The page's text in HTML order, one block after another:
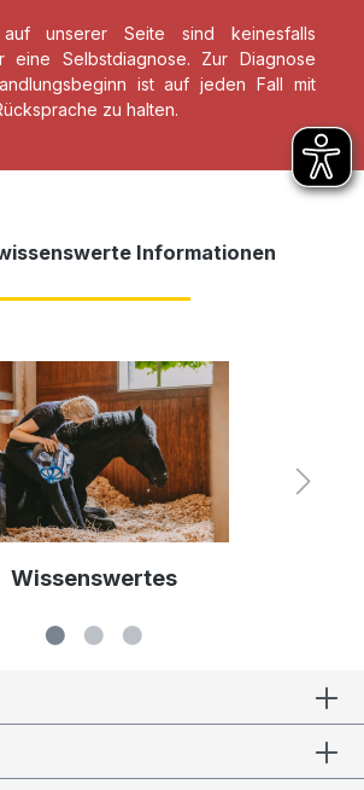
unserer Seite sind keinesfalls
eine Selbstdiagnose. Zur Diagnose
ist auf jeden Fall mit
zu halten.
Informationen
Wissenswertes